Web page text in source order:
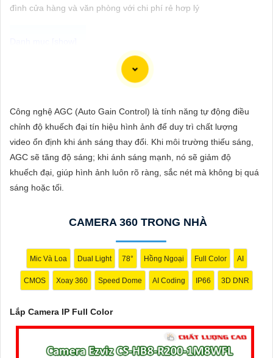
VỤ
đình cửa hàng và văn phòng với chi phí rẻ hơp lý
Camera IP Full Color Công nghệ phù hợp sử dụng trong các môi
Công nghệ AGC (Auto Gain Control) là tính năng tự động điều
chỉnh độ khuếch đại tín hiệu hình ảnh để duy trì chất lượng
video ổn định khi ánh sáng thay đổi. Khi môi trường thiếu sáng,
AGC sẽ tăng độ sáng; khi ánh sáng mạnh, nó sẽ giảm độ
khuếch đại, giúp hình ảnh luôn rõ ràng, sắc nét mà không bị quá
sáng hoặc tối.
CAMERA 360 TRONG NHÀ
Mic Và Loa Dual Light 78° Hồng Ngoại Full Color AI
CMOS Xoay 360 Speed Dome AI Coding IP66 3D DNR
Lắp Camera IP Full Color